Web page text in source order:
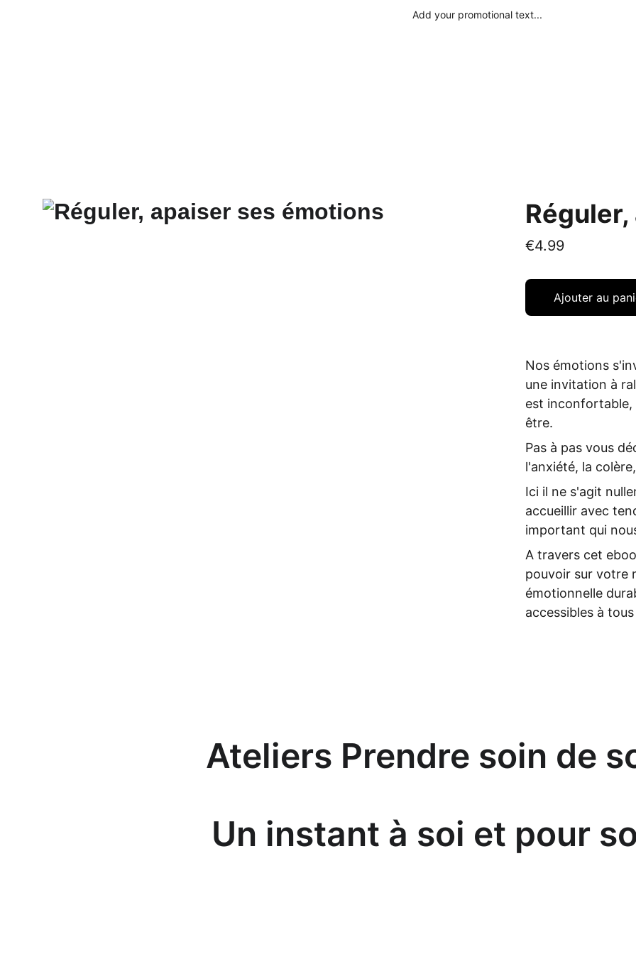
Add your promotional text...
€4.99
Ajouter au
Nos émotions
une invitation à
est inconfortable,
être.
Pas à pas vous
l'anxiété, la
Ici il ne s'agit
accueillir avec
important qui
A travers cet
pouvoir sur votre
émotionnelle
accessibles à tous
Ateliers Prendre soin de
Un instant à soi et pour